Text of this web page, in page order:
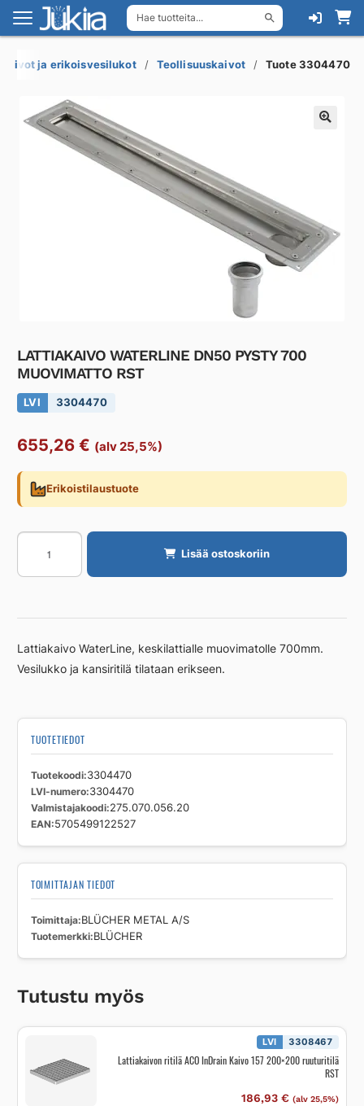
Hae tuotteita...
Siirry
navigointiin
Siirry
sisältöön
ja erikoisvesilukot Teollisuuskaivot Tuote 3304470
LATTIAKAIVO WATERLINE DN50 PYSTY 700
MUOVIMATTO RST
LVI 3304470
655,26 € (alv 25,5%)
Erikoistilaustuote
LATTIAKAIVO
WATERLINE
DN50
700
RST
määrä
Lisää ostoskoriin
Lattiakaivo WaterLine, keskilattialle muovimatolle 700mm.
Vesilukko ja kansiritilä tilataan erikseen.
TUOTETIEDOT
Tuotekoodi 3304470
LVI-numero 3304470
Valmistajakoodi 275.070.056.20
EAN 5705499122527
TOIMITTAJAN TIEDOT
Toimittaja BLÜCHER METAL A/S
Tuotemerkki BLÜCHER
Tutustu myös
LVI 3308467
Lattiakaivon ritilä ACO InDrain Kaivo 157 200×200 ruuturitilä
RST
186,93 € (alv 25,5%)